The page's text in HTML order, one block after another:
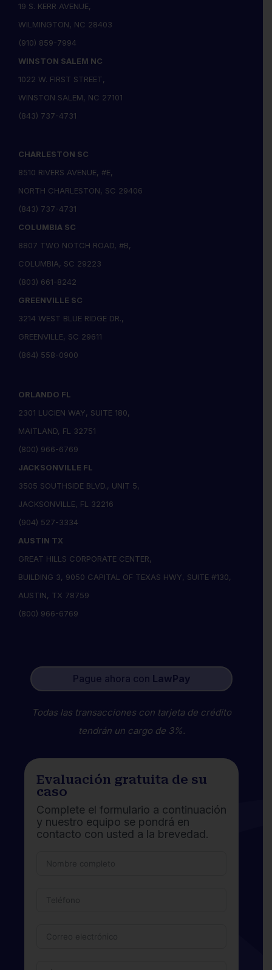
19 S. KERR AVENUE,
WILMINGTON, NC 28403
(910) 859-7994
WINSTON SALEM NC
1022 W. FIRST STREET,
WINSTON SALEM, NC 27101
(843) 737-4731
CHARLESTON SC
8510 RIVERS AVENUE, #E,
NORTH CHARLESTON, SC 29406
(843) 737-4731
COLUMBIA SC
8807 TWO NOTCH ROAD, #B,
COLUMBIA, SC 29223
(803) 661-8242
GREENVILLE SC
3214 WEST BLUE RIDGE DR.,
GREENVILLE, SC 29611
(864) 558-0900
ORLANDO FL
2301 LUCIEN WAY, SUITE 180,
MAITLAND, FL 32751
(800) 966-6769
JACKSONVILLE FL
3505 SOUTHSIDE BLVD., UNIT 5,
JACKSONVILLE, FL 32216
(904) 527-3334
AUSTIN TX
GREAT HILLS CORPORATE CENTER,
BUILDING 3, 9050 CAPITAL OF TEXAS HWY, SUITE #130,
AUSTIN, TX 78759
(800) 966-6769
Pague ahora con LawPay
Todas las transacciones con tarjeta de crédito
tendrán un cargo de 3%.
Evaluación gratuita de su
caso
Complete el formulario a continuación
y nuestro equipo se pondrá en
contacto con usted a la brevedad.